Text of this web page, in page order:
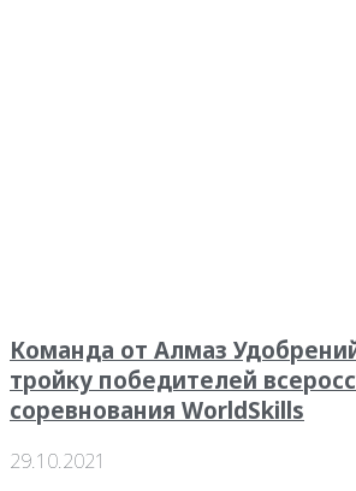
Команда от Алмаз
тройку победителей
соревнования WorldSkills
29.10.2021